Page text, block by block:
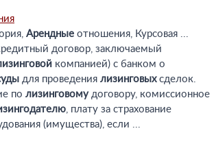
Арендные отношения, Курсовая ...
договор, заключаемый
компанией) с банком о
для проведения лизинговыхсделок.
по лизинговомудоговору, комиссионное
, плату за страхование
(имущества), если ...